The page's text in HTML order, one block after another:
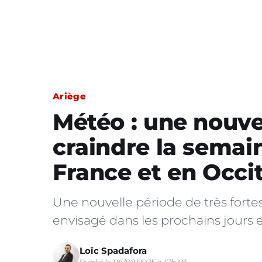
Ariège
Météo : une
craindre la
France et en
Une nouvelle période de très
envisagé dans les prochains
Loïc Spadafora